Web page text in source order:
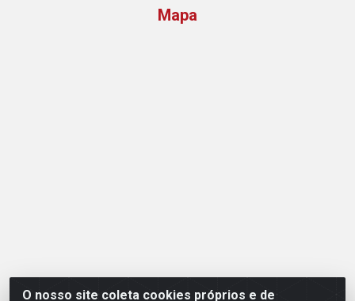
O nosso site coleta cookies próprios e de
Mapa